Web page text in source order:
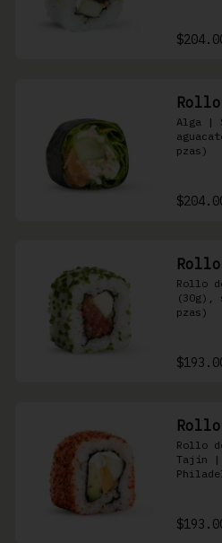
Alga |
pzas)
Rollo
(30g),
pzas)
Rollo
Tajín |